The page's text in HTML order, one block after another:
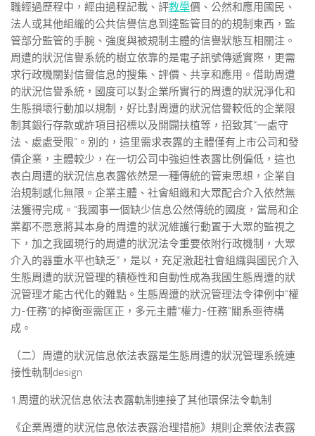
職經過歷程中，經由過程記載、評教學價、公然和應用國民、
法人或其他組織的公共信譽信息到達監管目的的規制東西，監
管部分監管的手腕、強度與被規制主體的信譽狀態互相關注。
周遭的狀況信譽系統的樹立依靠的是電子訊號傳遞實際，更需
求行政機關對信譽信息的搜集、評價、共享和應用。借助周遭
的狀況信譽系統，國度可以對企業所實行的周遭的狀況淨化和
生態損壞行動加以規制，好比對周遭的狀況信譽較低的企業限
制其銀行存款或許項目招標以及開闢扶植等，招致其“一處守
法、處處受限”。別的，這里需求表露的主體僅有上市公司和發
債企業，主體較少，在一切公司中強迫性表露比例偏低，這也
表白周遭的狀況信息表露依然是一種傳統的管束思想，企業自
治規制感化無限。企業主體、社會組織和大眾配合介入依然無
法獲得完成。“我國事一個缺少信息公然傳統的國度，當局和企
業都不愿意將其本身的周遭的狀況維護行動置于大眾的監視之
下，加之我國現行的周遭的狀況法令重要依附行政機制，大眾
介入的器重水平也缺乏”，是以，充足激起社會組織與國民介入
生態周遭的狀況管理的積極性和自動性成為我國生態周遭的狀
況管理才能古代化的難點。生態周遭的狀況管理法令律例中“權
力-任務”的掉衡亟需匡正，多元主體“權力-任務”關系亟待構
成。
（二）周遭的狀況信息依法表露是生態周遭的狀況管理系統連
接性軌制design
1.周遭的狀況信息依法表露軌制連接了其他環保法令軌制
《企業周遭的狀況信息依法表露治理措施》規則企業依法表露